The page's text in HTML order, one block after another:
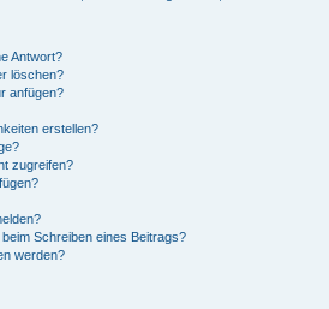
Antwort?
löschen?
anfügen?
erstellen?
zugreifen?
Schreiben eines Beitrags?
werden?